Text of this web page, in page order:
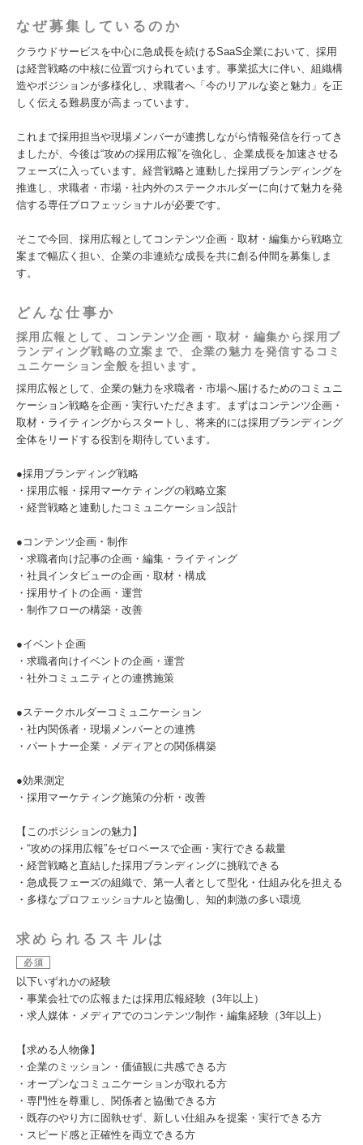
なぜ募集しているのか
クラウドサービスを中心に急成長を続けるSaaS企業において、採用
は経営戦略の中核に位置づけられています。事業拡大に伴い、組織構
造やポジションが多様化し、求職者へ「今のリアルな姿と魅力」を正
しく伝える難易度が高まっています。
これまで採用担当や現場メンバーが連携しながら情報発信を行ってき
ましたが、今後は“攻めの採用広報”を強化し、企業成長を加速させる
フェーズに入っています。経営戦略と連動した採用ブランディングを
推進し、求職者・市場・社内外のステークホルダーに向けて魅力を発
信する専任プロフェッショナルが必要です。
そこで今回、採用広報としてコンテンツ企画・取材・編集から戦略立
案まで幅広く担い、企業の非連続な成長を共に創る仲間を募集しま
す。
どんな仕事か
採用広報として、コンテンツ企画・取材・編集から採用ブ
ランディング戦略の立案まで、企業の魅力を発信するコミ
ュニケーション全般を担います。
採用広報として、企業の魅力を求職者・市場へ届けるためのコミュニ
ケーション戦略を企画・実行いただきます。まずはコンテンツ企画・
取材・ライティングからスタートし、将来的には採用ブランディング
全体をリードする役割を期待しています。
●採用ブランディング戦略
・採用広報・採用マーケティングの戦略立案
・経営戦略と連動したコミュニケーション設計
●コンテンツ企画・制作
・求職者向け記事の企画・編集・ライティング
・社員インタビューの企画・取材・構成
・採用サイトの企画・運営
・制作フローの構築・改善
●イベント企画
・求職者向けイベントの企画・運営
・社外コミュニティとの連携施策
●ステークホルダーコミュニケーション
・社内関係者・現場メンバーとの連携
・パートナー企業・メディアとの関係構築
●効果測定
・採用マーケティング施策の分析・改善
【このポジションの魅力】
・“攻めの採用広報”をゼロベースで企画・実行できる裁量
・経営戦略と直結した採用ブランディングに挑戦できる
・急成長フェーズの組織で、第一人者として型化・仕組み化を担える
・多様なプロフェッショナルと協働し、知的刺激の多い環境
求められるスキルは
必須
以下いずれかの経験
・事業会社での広報または採用広報経験（3年以上）
・求人媒体・メディアでのコンテンツ制作・編集経験（3年以上）
【求める人物像】
・企業のミッション・価値観に共感できる方
・オープンなコミュニケーションが取れる方
・専門性を尊重し、関係者と協働できる方
・既存のやり方に固執せず、新しい仕組みを提案・実行できる方
・スピード感と正確性を両立できる方